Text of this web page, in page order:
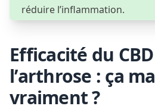
réduire l’inflammation.
Efficacité du
l’arthrose : ça
vraiment ?